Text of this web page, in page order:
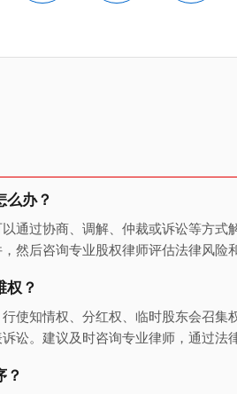
么办？
通过协商、调解、仲裁或诉讼等方式
然后咨询专业股权律师评估法律风险
权？
使知情权、分红权、临时股东会召集
讼。建议及时咨询专业律师，通过法
？